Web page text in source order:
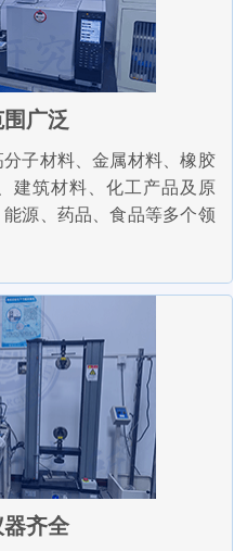
广泛
子材料、金属材料、橡胶
建筑材料、化工产品及原
源、药品、食品等多个领
齐全